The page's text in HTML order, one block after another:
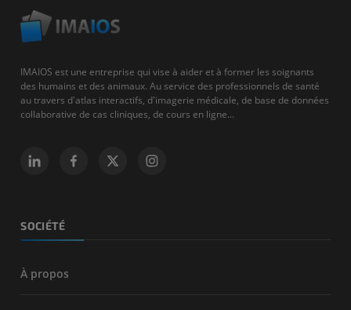
IMAIOS est une entreprise qui vise à aider et à former les soignants
des humains et des animaux. Au service des professionnels de santé
au travers d'atlas interactifs, d'imagerie médicale, de base de données
collaborative de cas cliniques, de cours en ligne...
SOCIÉTÉ
À propos